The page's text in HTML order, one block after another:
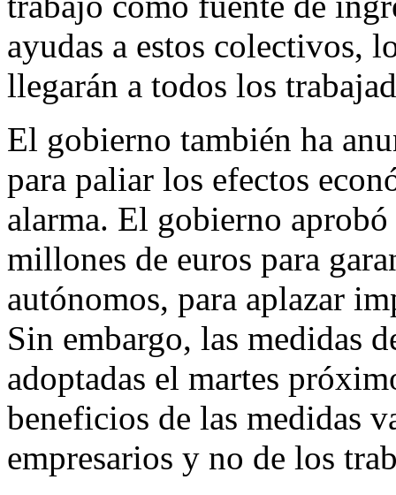
ayudas a estos colectivos,
llegarán a todos los
El gobierno también ha
para paliar los efectos
alarma. El gobierno
millones de euros para
autónomos, para aplazar
Sin embargo, las medidas
adoptadas el martes
beneficios de las medidas
empresarios y no de los